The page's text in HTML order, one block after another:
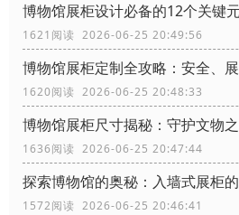
博物馆展柜设计必备的12个关键
1621阅读 2026-06-25 20:49:56
博物馆展柜定制全攻略：安全、
1620阅读 2026-06-25 20:48:33
1636阅读 2026-06-25 20:47:44
探索博物馆的奥秘：入墙式展柜
1572阅读 2026-06-25 20:46:41